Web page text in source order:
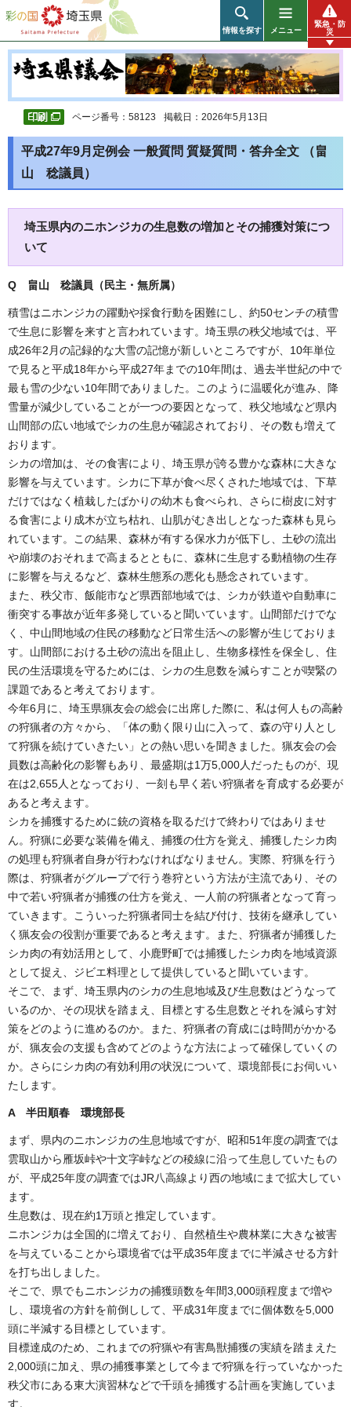
彩の国 埼玉県
情報を探す メニュー
緊急・防
災
ページ番号：58123 掲載日：2026年5月13日
平成27年9月定例会 一般質問 質疑質問・答弁全文 （畠
山 稔議員）
埼玉県内のニホンジカの生息数の増加とその捕獲対策につ
いて
Q 畠山 稔議員（民主・無所属）
積雪はニホンジカの躍動や採食行動を困難にし、約50センチの積雪
で生息に影響を来すと言われています。埼玉県の秩父地域では、平
成26年2月の記録的な大雪の記憶が新しいところですが、10年単位
で見ると平成18年から平成27年までの10年間は、過去半世紀の中で
最も雪の少ない10年間でありました。このように温暖化が進み、降
雪量が減少していることが一つの要因となって、秩父地域など県内
山間部の広い地域でシカの生息が確認されており、その数も増えて
おります。
シカの増加は、その食害により、埼玉県が誇る豊かな森林に大きな
影響を与えています。シカに下草が食べ尽くされた地域では、下草
だけではなく植栽したばかりの幼木も食べられ、さらに樹皮に対す
る食害により成木が立ち枯れ、山肌がむき出しとなった森林も見ら
れています。この結果、森林が有する保水力が低下し、土砂の流出
や崩壊のおそれまで高まるとともに、森林に生息する動植物の生存
に影響を与えるなど、森林生態系の悪化も懸念されています。
また、秩父市、飯能市など県西部地域では、シカが鉄道や自動車に
衝突する事故が近年多発していると聞いています。山間部だけでな
く、中山間地域の住民の移動など日常生活への影響が生じておりま
す。山間部における土砂の流出を阻止し、生物多様性を保全し、住
民の生活環境を守るためには、シカの生息数を減らすことが喫緊の
課題であると考えております。
今年6月に、埼玉県猟友会の総会に出席した際に、私は何人もの高齢
の狩猟者の方々から、「体の動く限り山に入って、森の守り人とし
て狩猟を続けていきたい」との熱い思いを聞きました。猟友会の会
員数は高齢化の影響もあり、最盛期は1万5,000人だったものが、現
在は2,655人となっており、一刻も早く若い狩猟者を育成する必要が
あると考えます。
シカを捕獲するために銃の資格を取るだけで終わりではありませ
ん。狩猟に必要な装備を備え、捕獲の仕方を覚え、捕獲したシカ肉
の処理も狩猟者自身が行わなければなりません。実際、狩猟を行う
際は、狩猟者がグループで行う巻狩という方法が主流であり、その
中で若い狩猟者が捕獲の仕方を覚え、一人前の狩猟者となって育っ
ていきます。こういった狩猟者同士を結び付け、技術を継承してい
く猟友会の役割が重要であると考えます。また、狩猟者が捕獲した
シカ肉の有効活用として、小鹿野町では捕獲したシカ肉を地域資源
として捉え、ジビエ料理として提供していると聞いています。
そこで、まず、埼玉県内のシカの生息地域及び生息数はどうなって
いるのか、その現状を踏まえ、目標とする生息数とそれを減らす対
策をどのように進めるのか。また、狩猟者の育成には時間がかかる
が、猟友会の支援も含めてどのような方法によって確保していくの
か。さらにシカ肉の有効利用の状況について、環境部長にお伺いい
たします。
A 半田順春 環境部長
まず、県内のニホンジカの生息地域ですが、昭和51年度の調査では
雲取山から雁坂峠や十文字峠などの稜線に沿って生息していたもの
が、平成25年度の調査ではJR八高線より西の地域にまで拡大してい
ます。
生息数は、現在約1万頭と推定しています。
ニホンジカは全国的に増えており、自然植生や農林業に大きな被害
を与えていることから環境省では平成35年度までに半減させる方針
を打ち出しました。
そこで、県でもニホンジカの捕獲頭数を年間3,000頭程度まで増や
し、環境省の方針を前倒しして、平成31年度までに個体数を5,000
頭に半減する目標としています。
目標達成のため、これまでの狩猟や有害鳥獣捕獲の実績を踏まえた
2,000頭に加え、県の捕獲事業として今まで狩猟を行っていなかった
秩父市にある東大演習林などで千頭を捕獲する計画を実施していま
す。